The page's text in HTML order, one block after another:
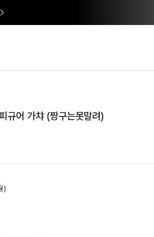
규어 가챠 (짱구는못말려)
)